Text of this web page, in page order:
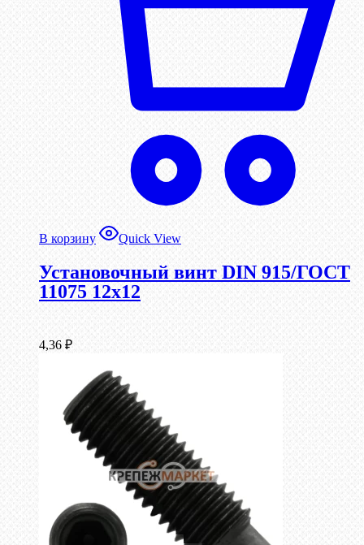
В корзину Quick View
Установочный винт DIN 915/ГОСТ
11075 12х12
4,36 ₽